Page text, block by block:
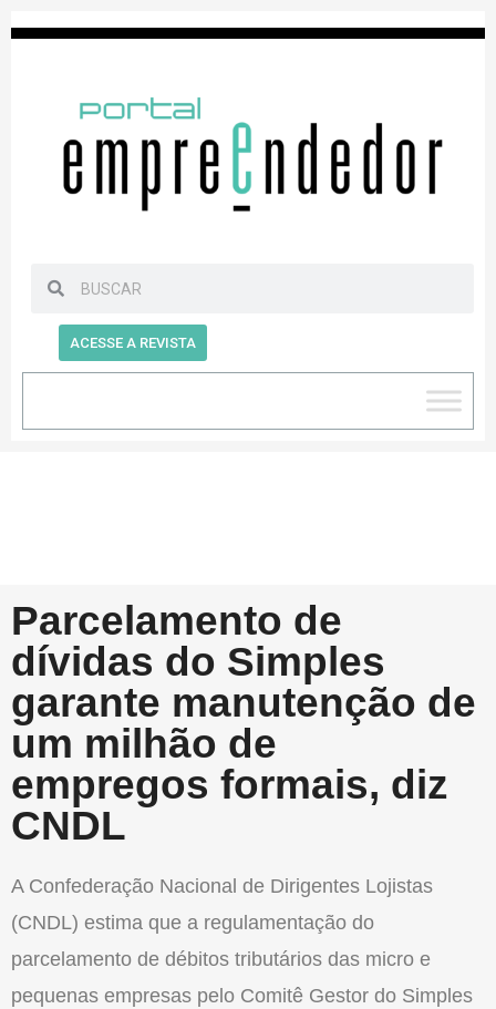
ACESSE A REVISTA
Parcelamento de
dívidas do Simples
garante manutenção de
um milhão de
empregos formais, diz
CNDL
A Confederação Nacional de Dirigentes Lojistas
(CNDL) estima que a regulamentação do
parcelamento de débitos tributários das micro e
pequenas empresas pelo Comitê Gestor do Simples